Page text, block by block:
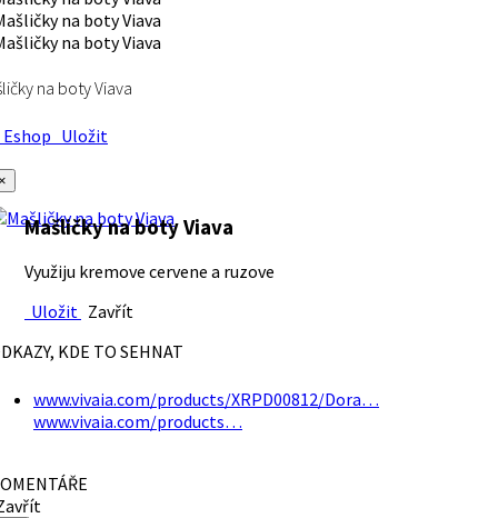
na boty Viava
Uložit
Mašličky na boty Viava
Využiju kremove cervene a ruzove
Uložit Zavřít
KDE TO SEHNAT
www.vivaia.com/products/XRPD00812/Dora…
www.vivaia.com/products…